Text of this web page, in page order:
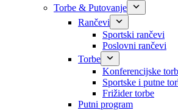
Torbe & Putovanje
Rančevi
Sportski rančevi
Poslovni rančevi
Torbe
Konferencijske
Sportske i putne
Frižider torbe
Putni program